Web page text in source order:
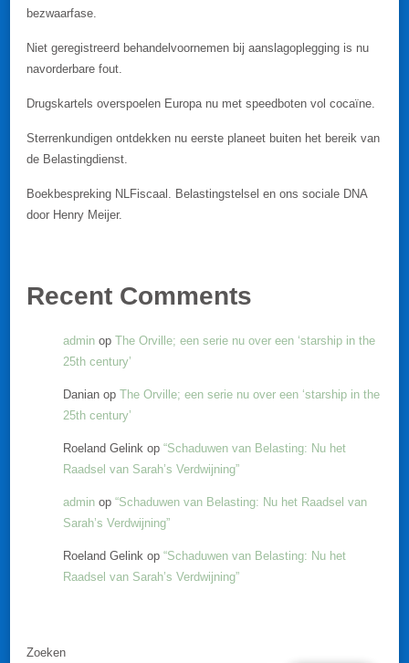
bezwaarfase.
Niet geregistreerd behandelvoornemen bij aanslagoplegging is nu
navorderbare fout.
Drugskartels overspoelen Europa nu met speedboten vol cocaïne.
Sterrenkundigen ontdekken nu eerste planeet buiten het bereik van
de Belastingdienst.
Boekbespreking NLFiscaal. Belastingstelsel en ons sociale DNA
door Henry Meijer.
Recent Comments
admin op The Orville; een serie nu over een ‘starship in the
25th century’
Danian op The Orville; een serie nu over een ‘starship in the
25th century’
Roeland Gelink op “Schaduwen van Belasting: Nu het
Raadsel van Sarah’s Verdwijning”
admin op “Schaduwen van Belasting: Nu het Raadsel van
Sarah’s Verdwijning”
Roeland Gelink op “Schaduwen van Belasting: Nu het
Raadsel van Sarah’s Verdwijning”
Zoeken